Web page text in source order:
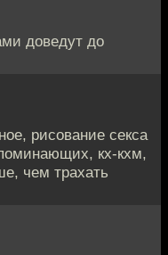
доведут до
рисование секса
кх-кхм,
чем трахать